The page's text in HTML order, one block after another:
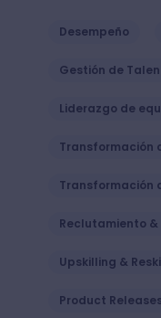
Desempeño
Gestión de
Liderazgo de
Transformación
Transformación
Reclutamiento
Upskilling &
Product Releases